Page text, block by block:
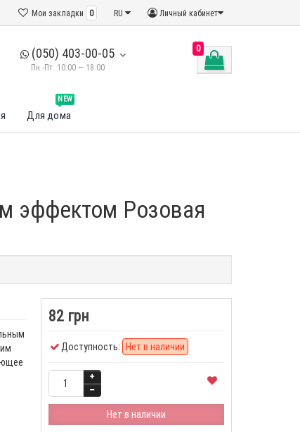
Личный кабинет
RU
Мои закладки 0
(050) 403-00-05
Пн.-Пт. 10:00 — 18:00
0
NEW
Для дома
эффектом Розовая
82 грн
Доступность: Нет в наличии
Нет в наличии